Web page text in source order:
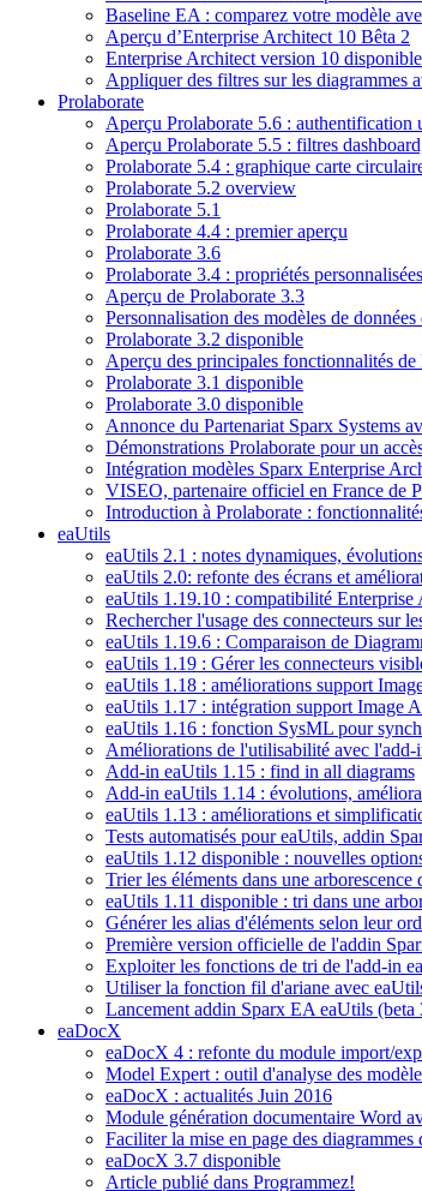
Baseline EA : comparez votre modèle
Aperçu d’Enterprise Architect 10 Bêta 2
Enterprise Architect version 10
Appliquer des filtres sur les diagrammes
Prolaborate
Aperçu Prolaborate 5.6 : authentification
Aperçu Prolaborate 5.5 : filtres
Prolaborate 5.4 : graphique carte
Prolaborate 5.2 overview
Prolaborate 5.1
Prolaborate 4.4 : premier aperçu
Prolaborate 3.6
Prolaborate 3.4 : propriétés
Aperçu de Prolaborate 3.3
Personnalisation des modèles de
Prolaborate 3.2 disponible
Aperçu des principales fonctionnalités de
Prolaborate 3.1 disponible
Prolaborate 3.0 disponible
Annonce du Partenariat Sparx Systems
Démonstrations Prolaborate pour un
Intégration modèles Sparx Enterprise
VISEO, partenaire officiel en France de
Introduction à Prolaborate :
eaUtils
eaUtils 2.1 : notes dynamiques,
eaUtils 2.0: refonte des écrans et
eaUtils 1.19.10 : compatibilité
Rechercher l'usage des connecteurs sur
eaUtils 1.19.6 : Comparaison de
eaUtils 1.19 : Gérer les connecteurs
eaUtils 1.18 : améliorations support
eaUtils 1.17 : intégration support Image
eaUtils 1.16 : fonction SysML pour
Améliorations de l'utilisabilité avec
Add-in eaUtils 1.15 : find in all diagrams
Add-in eaUtils 1.14 : évolutions,
eaUtils 1.13 : améliorations et
Tests automatisés pour eaUtils, addin
eaUtils 1.12 disponible : nouvelles
Trier les éléments dans une
eaUtils 1.11 disponible : tri dans une
Générer les alias d'éléments selon leur
Première version officielle de l'addin
Exploiter les fonctions de tri de l'add-in
Utiliser la fonction fil d'ariane avec
Lancement addin Sparx EA eaUtils (beta
eaDocX
eaDocX 4 : refonte du module import/
Model Expert : outil d'analyse des
eaDocX : actualités Juin 2016
Module génération documentaire Word
Faciliter la mise en page des
eaDocX 3.7 disponible
Article publié dans Programmez!